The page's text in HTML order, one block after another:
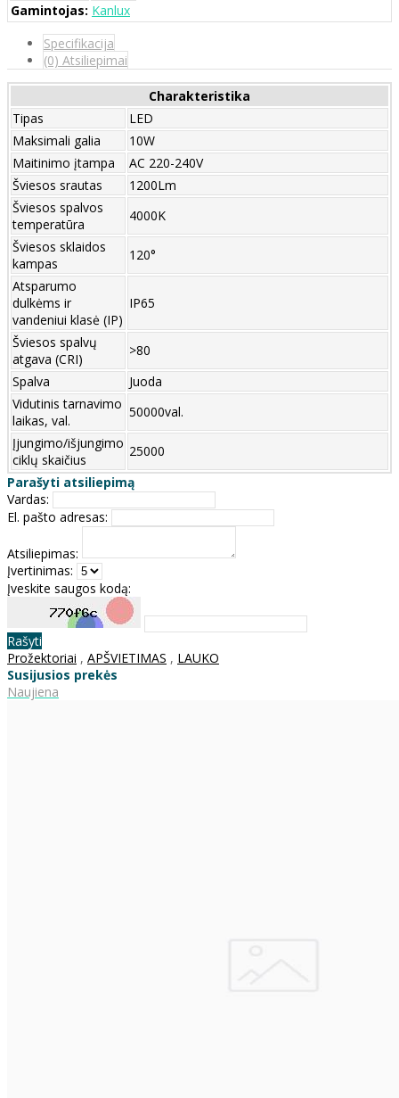
Gamintojas: Kanlux
Specifikacija
(0) Atsiliepimai
Charakteristika
Tipas
LED
Maksimali galia
10W
Maitinimo įtampa
AC 220-240V
Šviesos srautas
1200Lm
Šviesos spalvos
temperatūra
4000K
Šviesos sklaidos
kampas
120°
Atsparumo
dulkėms ir
vandeniui klasė (IP)
IP65
Šviesos spalvų
atgava (CRI)
>80
Spalva
Juoda
Vidutinis tarnavimo
laikas, val.
50000val.
Įjungimo/išjungimo
ciklų skaičius
25000
Parašyti atsiliepimą
Vardas:
El. pašto adresas:
Atsiliepimas:
Įvertinimas:
Įveskite saugos kodą:
Rašyti
Prožektoriai , APŠVIETIMAS , LAUKO
Susijusios prekės
Naujiena